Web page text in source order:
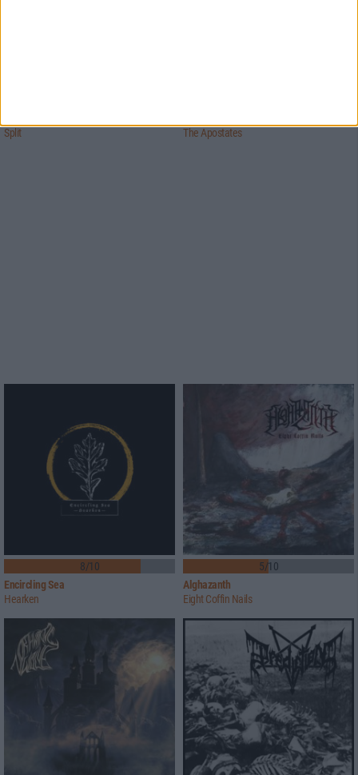
Split
The Apostates
8/10
Encircling Sea
Hearken
5/10
Alghazanth
Eight Coffin Nails